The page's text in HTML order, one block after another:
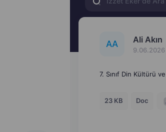
AA Ali Akın
9.06.2026
7. Sınıf Din Kültürü
23 KB Doc